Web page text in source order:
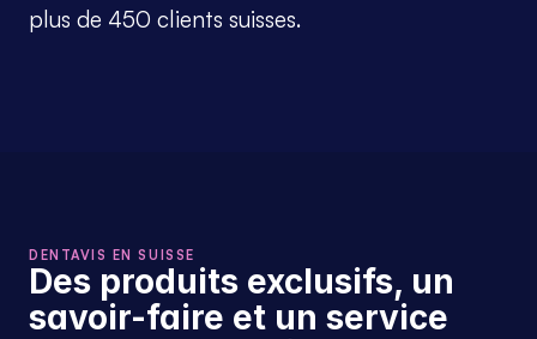
plus de 450 clients suisses.
DENTAVIS EN SUISSE
Des produits exclusifs, un
savoir-faire et un service